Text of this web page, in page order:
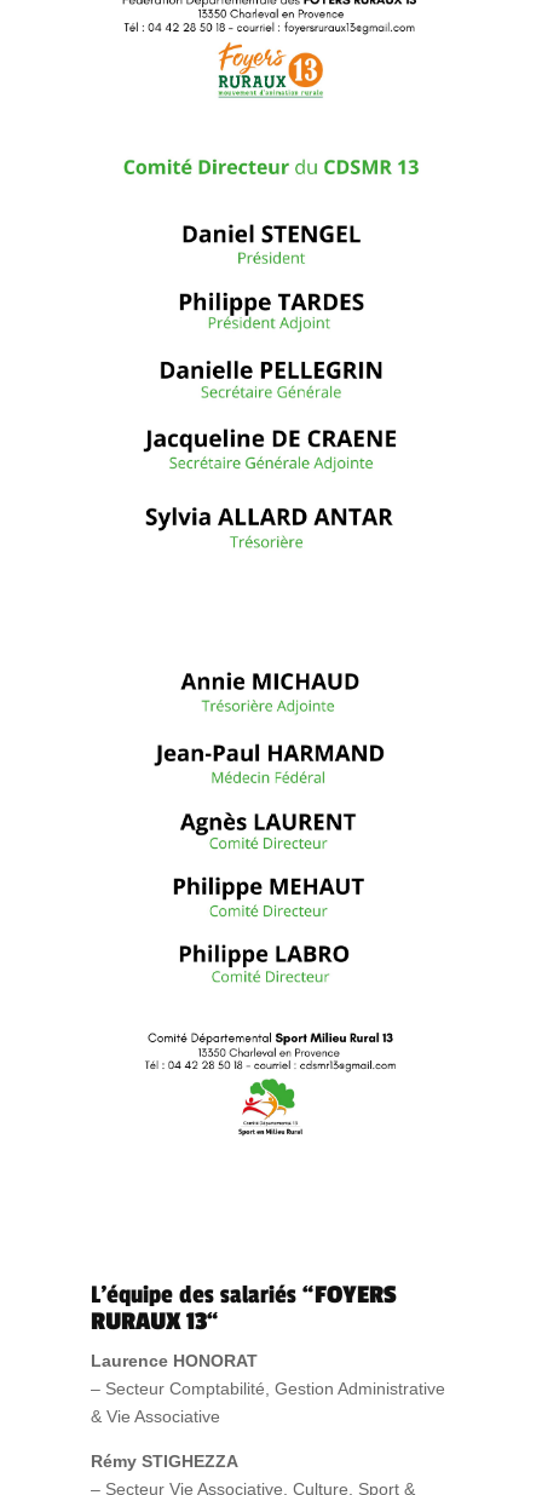
L’équipe des salariés “FOYERS
RURAUX 13“
Laurence HONORAT
– Secteur Comptabilité, Gestion Administrative
& Vie Associative
Rémy STIGHEZZA
– Secteur Vie Associative, Culture, Sport &